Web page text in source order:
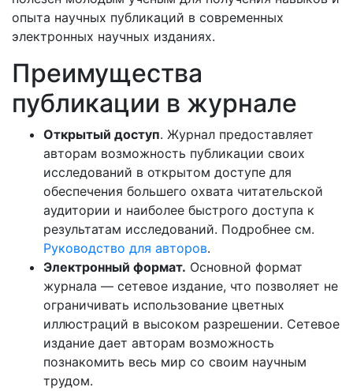
опыта научных публикаций в современных
электронных научных изданиях.
Преимущества
публикации в журнале
Открытый доступ. Журнал предоставляет
авторам возможность публикации своих
исследований в открытом доступе для
обеспечения большего охвата читательской
аудитории и наиболее быстрого доступа к
результатам исследований. Подробнее см.
Руководство для авторов.
Электронный формат. Основной формат
журнала — сетевое издание, что позволяет не
ограничивать использование цветных
иллюстраций в высоком разрешении. Сетевое
издание дает авторам возможность
познакомить весь мир со своим научным
трудом.